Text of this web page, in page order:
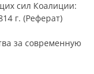
сил Коалиции:
г. (Реферат)
за современную